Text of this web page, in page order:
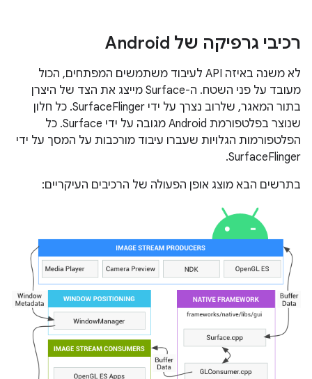
רכיבי גרפיקה של Android
לא משנה באיזה API לעיבוד משתמשים המפתחים, הכול
מעובד על פני השטח. ה-Surface מייצג את הצד של היצרן
בתור המאגר, שלרוב נצרך על ידי SurfaceFlinger. כל חלון
שנוצר בפלטפורמת Android מגובה על ידי Surface. כל
הפלטפורמות הגלויות שעברו עיבוד מורכבות על המסך על ידי
SurfaceFlinger.
בתרשים הבא מוצג אופן הפעולה של הרכיבים העיקריים: